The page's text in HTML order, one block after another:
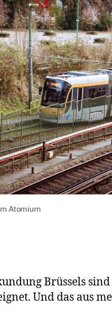
Atomium
Brüssels
Und das aus